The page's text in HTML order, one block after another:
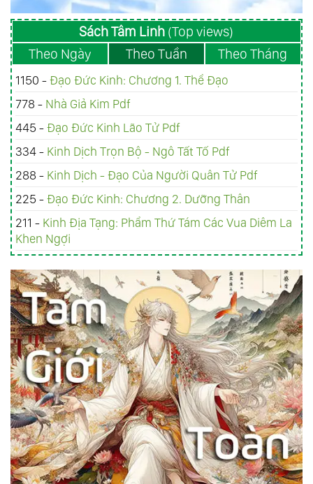
Sách Tâm Linh (Top views)
Theo Ngày
Theo Tuần Theo Tháng
1150 -Đạo Đức Kinh: Chương 1. Thể Đạo
778 - Nhà Giả Kim Pdf
445 -Đạo Đức Kinh Lão Tử Pdf
334 - Kinh Dịch Trọn Bộ - Ngô Tất Tố Pdf
288 - Kinh Dịch - Đạo Của Người Quân Tử Pdf
225 -Đạo Đức Kinh: Chương 2. Dưỡng Thân
211 - Kinh Ðịa Tạng: Phẩm Thứ Tám Các Vua Diêm La
Khen Ngợi